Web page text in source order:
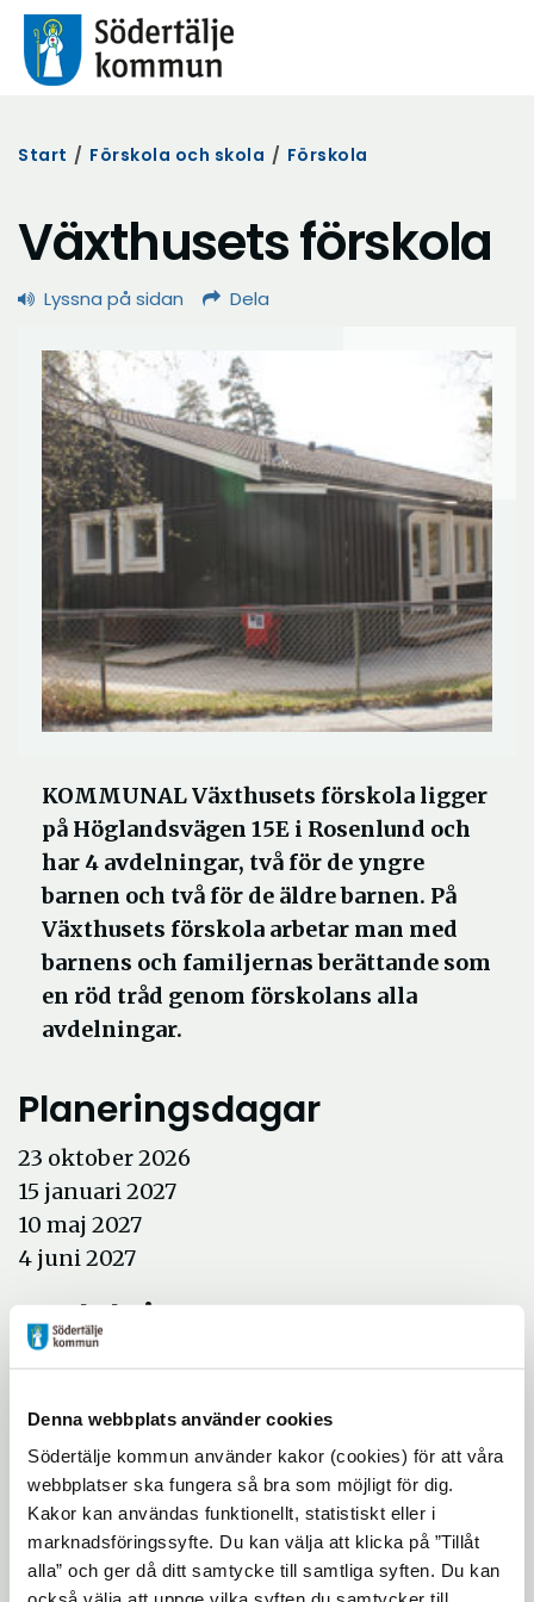
Denna webbplats använder cookies
Södertälje kommun använder kakor (cookies) för att våra
webbplatser ska fungera så bra som möjligt för dig.
Kakor kan användas funktionellt, statistiskt eller i
marknadsföringssyfte. Du kan välja att klicka på ”Tillåt
alla” och ger då ditt samtycke till samtliga syften. Du kan
Start / Förskola och skola / Förskola
Växthusets förskola
Lyssna på sidan Dela
KOMMUNAL Växthusets förskola ligger
på Höglandsvägen 15E i Rosenlund och
har 4 avdelningar, två för de yngre
barnen och två för de äldre barnen. På
Växthusets förskola arbetar man med
barnens och familjernas berättande som
en röd tråd genom förskolans alla
avdelningar.
Planeringsdagar
23 oktober 2026
15 januari 2027
10 maj 2027
4 juni 2027
Avdelningar
Jordgubben: 08-523 029 06
Rabarbern: 08-523 031 75
Äpplet: 08-523 026 86
Önskar ni besöka förskolan är ni välkomna
att kontakta arbetslagsledaren för att boka
tid.